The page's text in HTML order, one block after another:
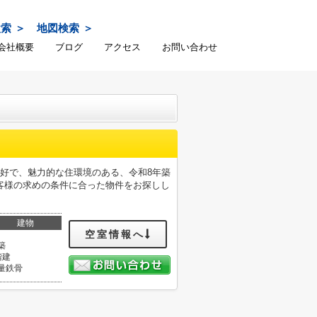
地図検索
社概要 ブログ アクセス お問い合わせ
で、魅力的な住環境のある、令和8年築
の求めの条件に合った物件をお探しし
建物
建
鉄骨
空室情報へ